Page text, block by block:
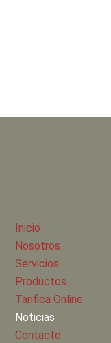
Inicio
Nosotros
Servicios
Productos
Tarifica Online
Noticias
Contacto